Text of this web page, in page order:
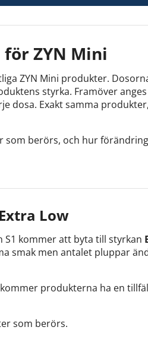
ZYN Mini
ZYN Mini produkter.
styrka. Framöver
dosa. Exakt samma
som berörs, och hur
Low
kommer att byta till styrkan
smak men antalet pluppar
produkterna ha en
som berörs.